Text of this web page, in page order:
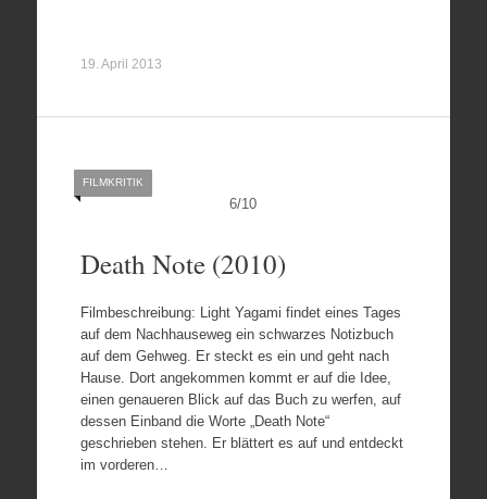
19. April 2013
6/10
FILMKRITIK
Death Note (2010)
Filmbeschreibung: Light Yagami findet eines Tages
auf dem Nachhauseweg ein schwarzes Notizbuch
auf dem Gehweg. Er steckt es ein und geht nach
Hause. Dort angekommen kommt er auf die Idee,
einen genaueren Blick auf das Buch zu werfen, auf
dessen Einband die Worte „Death Note“
geschrieben stehen. Er blättert es auf und entdeckt
im vorderen…